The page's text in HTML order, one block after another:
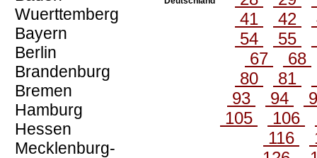
Wuerttemberg
Bayern
Berlin
Brandenburg
Bremen
Hamburg
Hessen
Mecklenburg-
41
42
54
55
67
68
80
81
93
94
105
106
116